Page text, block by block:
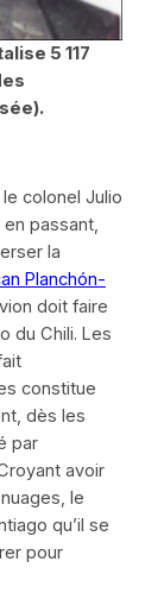
5 117
colonel Julio
passant,
la
Planchón-
doit faire
du Chili. Les
constitue
dès les
par
avoir
le
qu’il se
pour